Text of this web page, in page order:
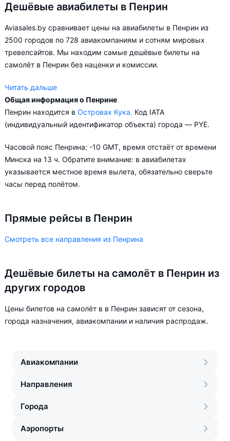
Дешёвые авиабилеты в Пенрин
Aviasales.by сравнивает цены на авиабилеты в Пенрин из
2500 городов по 728 авиакомпаниям и сотням мировых
тревелсайтов. Мы находим самые дешёвые билеты на
самолёт в Пенрин без наценки и комиссии.
Читать дальше
Aviasales.by советует купить авиабилеты в Пенрин заранее,
чтобы вы могли выбирать условия перелёта, ориентируясь на
Общая информация о Пенрине
Пенрин находится в Островах Кука. Код IATA
(индивидуальный идентификатор объекта) города — PYE.
Часовой пояс Пенрина: -10 GMT, время отстаёт от времени
Минска на 13 ч. Обратите внимание: в авиабилетах
указывается местное время вылета, обязательно сверьте
часы перед полётом.
Прямые рейсы в Пенрин
Смотреть все направления из Пенрина
Дешёвые билеты на самолёт в Пенрин из
других городов
Цены билетов на самолёт в в Пенрин зависят от сезона,
города назначения, авиакомпании и наличия распродаж.
Авиакомпании
Направления
Города
Аэропорты